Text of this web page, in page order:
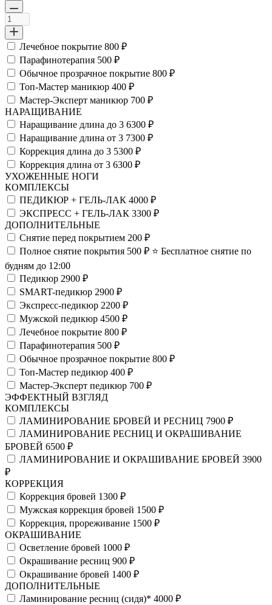
Лечебное покрытие 800 ₽
Парафинотерапия 500 ₽
Обычное прозрачное покрытие 800 ₽
Топ-Мастер маникюр 400 ₽
Мастер-Эксперт маникюр 700 ₽
НАРАЩИВАНИЕ
Наращивание длина до 3 6300 ₽
Наращивание длина от 3 7300 ₽
Коррекция длина до 3 5300 ₽
Коррекция длина от 3 6300 ₽
УХОЖЕННЫЕ НОГИ
КОМПЛЕКСЫ
ПЕДИКЮР + ГЕЛЬ-ЛАК 4000 ₽
ЭКСПРЕСС + ГЕЛЬ-ЛАК 3300 ₽
ДОПОЛНИТЕЛЬНЫЕ
Снятие перед покрытием 200 ₽
Полное снятие покрытия 500 ₽ ⭐️ Бесплатное снятие по
будням до 12:00
Педикюр 2900 ₽
SMART-педикюр 2900 ₽
Экспресс-педикюр 2200 ₽
Мужской педикюр 4500 ₽
Лечебное покрытие 800 ₽
Парафинотерапия 500 ₽
Обычное прозрачное покрытие 800 ₽
Топ-Мастер педикюр 400 ₽
Мастер-Эксперт педикюр 700 ₽
ЭФФЕКТНЫЙ ВЗГЛЯД
КОМПЛЕКСЫ
ЛАМИНИРОВАНИЕ БРОВЕЙ И РЕСНИЦ 7900 ₽
ЛАМИНИРОВАНИЕ РЕСНИЦ И ОКРАШИВАНИЕ
БРОВЕЙ 6500 ₽
ЛАМИНИРОВАНИЕ И ОКРАШИВАНИЕ БРОВЕЙ 3900
₽
КОРРЕКЦИЯ
Коррекция бровей 1300 ₽
Мужская коррекция бровей 1500 ₽
Коррекция, прореживание 1500 ₽
ОКРАШИВАНИЕ
Осветление бровей 1000 ₽
Окрашивание ресниц 900 ₽
Окрашивание бровей 1400 ₽
ДОПОЛНИТЕЛЬНЫЕ
Ламинирование ресниц (сидя)* 4000 ₽